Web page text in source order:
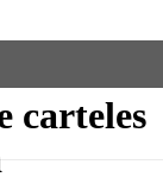
carteles